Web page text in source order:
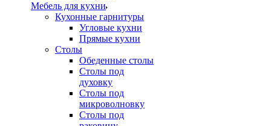
Мебель для кухни
Кухонные гарнитуры
Угловые кухни
Прямые кухни
Столы
Обеденные столы
Столы под
духовку
Столы под
микроволновку
Столы под